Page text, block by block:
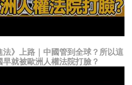
》上路｜中國管到全球？所以這
就被歐洲人權法院打臉？